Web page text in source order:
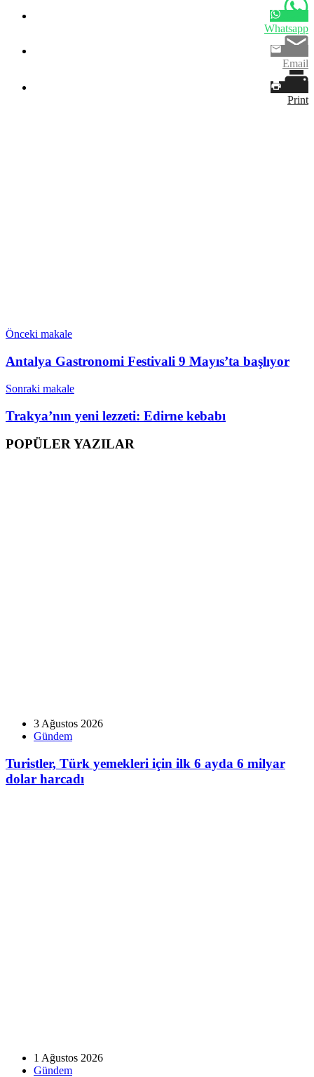
Whatsapp
Email
Print
Önceki makale
Antalya Gastronomi Festivali 9 Mayıs’ta başlıyor
Sonraki makale
Trakya’nın yeni lezzeti: Edirne kebabı
POPÜLER YAZILAR
3 Ağustos 2026
Gündem
Turistler, Türk yemekleri için ilk 6 ayda 6 milyar
dolar harcadı
1 Ağustos 2026
Gündem